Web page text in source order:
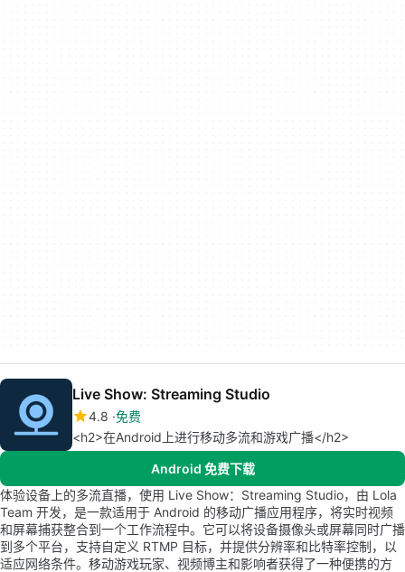
Live Show: Streaming Studio
4.8 免费
<h2>在Android上进行移动多流和游戏广播</h2>
Android 免费下载
体验设备上的多流直播，使用 Live Show：Streaming Studio，由 Lola
Team 开发，是一款适用于 Android 的移动广播应用程序，将实时视频
和屏幕捕获整合到一个工作流程中。它可以将设备摄像头或屏幕同时广播
到多个平台，支持自定义 RTMP 目标，并提供分辨率和比特率控制，以
适应网络条件。移动游戏玩家、视频博主和影响者获得了一种便携的方